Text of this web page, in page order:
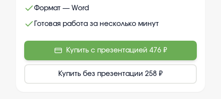
Формат — Word
Готовая работа за несколько минут
Купить с презентацией 476 ₽
Купить без презентации 258 ₽